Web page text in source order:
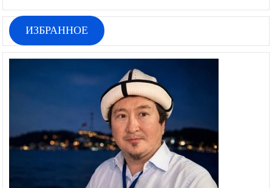
ИЗБРАННОЕ